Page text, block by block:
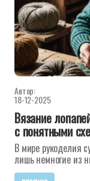
Автор:
18-12-2025
Вязание
с понятными
В мире рукоделия
лишь немногие из